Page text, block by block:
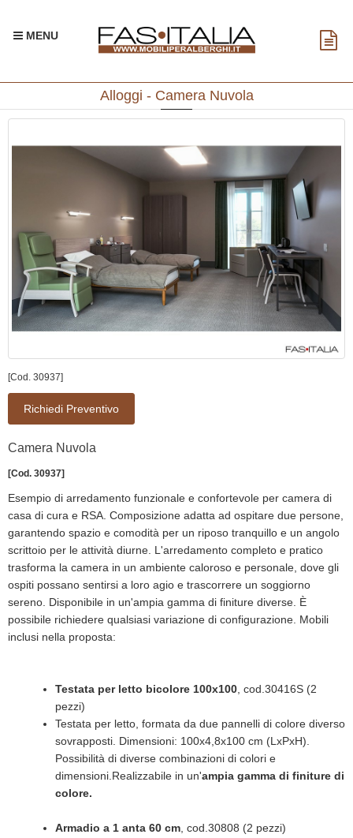
MENU
Alloggi - Camera Nuvola
[Cod. 30937]
Richiedi Preventivo
Camera Nuvola
[Cod. 30937]
Esempio di arredamento funzionale e confortevole per camera di
casa di cura e RSA. Composizione adatta ad ospitare due persone,
garantendo spazio e comodità per un riposo tranquillo e un angolo
scrittoio per le attività diurne. L'arredamento completo e pratico
trasforma la camera in un ambiente caloroso e personale, dove gli
ospiti possano sentirsi a loro agio e trascorrere un soggiorno
sereno. Disponibile in un'ampia gamma di finiture diverse. È
possibile richiedere qualsiasi variazione di configurazione. Mobili
inclusi nella proposta:
Testata per letto bicolore 100x100, cod.30416S (2
pezzi)
Testata per letto, formata da due pannelli di colore diverso
sovrapposti. Dimensioni: 100x4,8x100 cm (LxPxH).
Possibilità di diverse combinazioni di colori e
dimensioni.Realizzabile in un'ampia gamma di finiture di
colore.
Armadio a 1 anta 60 cm, cod.30808 (2 pezzi)